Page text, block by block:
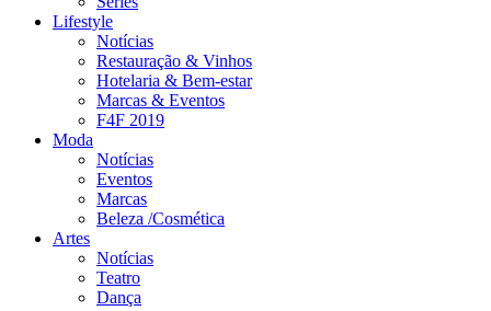
Lifestyle
Notícias
Restauração & Vinhos
Hotelaria & Bem-estar
Marcas & Eventos
F4F 2019
Moda
Notícias
Eventos
Marcas
Beleza /Cosmética
Artes
Notícias
Teatro
Dança